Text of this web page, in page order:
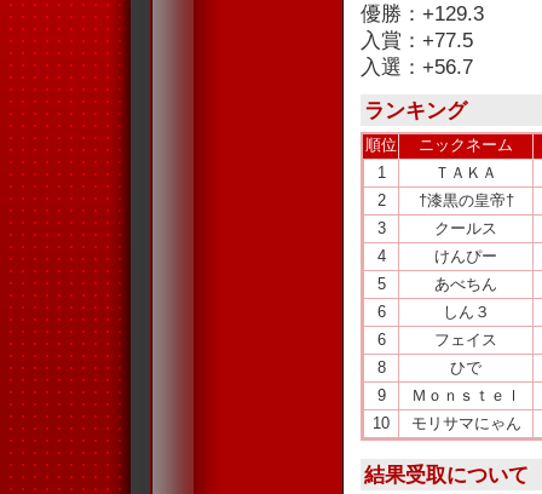
優勝：+129.3
入賞：+77.5
入選：+56.7
ランキング
順位
ニックネーム
1
ＴＡＫＡ
2
†漆黒の皇帝†
3
クールス
4
けんぴー
5
あべちん
6
しん３
6
フェイス
8
ひで
9
Ｍｏｎｓｔｅｌ
10
モリサマにゃん
結果受取について